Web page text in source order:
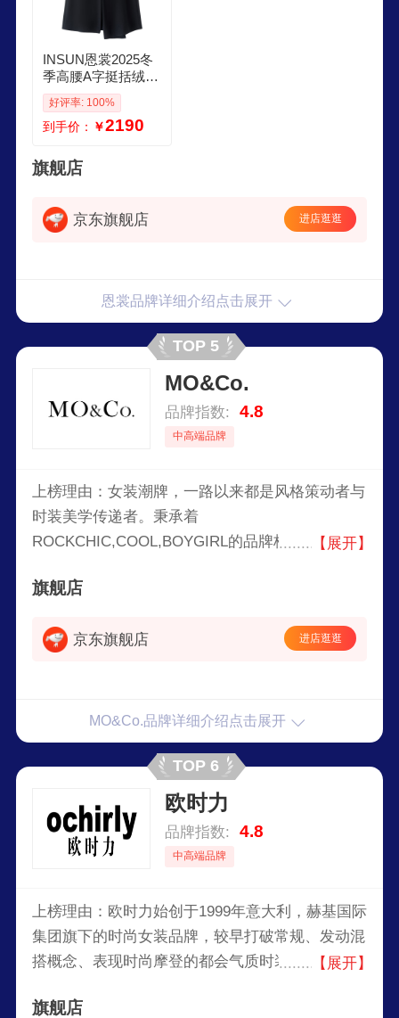
INSUN恩裳2025冬
季高腰A字挺括绒感
美丽诺羊毛毛呢半
身裙 乌黑 S
好评率: 100%
到手价： ￥2190
旗舰店
京东旗舰店 进店逛逛
恩裳品牌详细介绍点击展开
TOP 5
MO&Co.
品牌指数: 4.8
中高端品牌
上榜理由：女装潮牌，一路以来都是风格策动者与
时装美学传递者。秉承着
ROCKCHIC,COOL,BOYGIRL的品牌核心，注重文
下流行趋势结合，加上时髦好穿的MOStyle，影响
的“男女孩”风格，延续并颠覆经典审美，建立以摇
的女装品牌之一。
【展开】
旗舰店
京东旗舰店 进店逛逛
MO&Co.品牌详细介绍点击展开
TOP 6
欧时力
品牌指数: 4.8
中高端品牌
上榜理由：欧时力始创于1999年意大利，赫基国际
集团旗下的时尚女装品牌，较早打破常规、发动混
搭概念、表现时尚摩登的都会气质时装品牌，欧时
于都市女性，提供适合不同场合的服装选择。
【展开】
旗舰店